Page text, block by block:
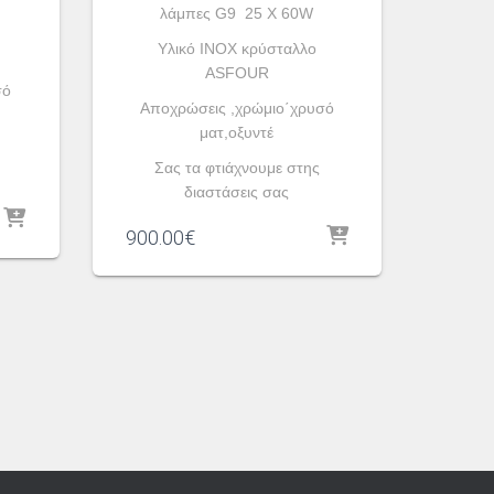
λάμπες G9 25 X 60W
Υλικό INOX κρύσταλλο
ASFOUR
Αποχρώσεις ,χρώμιο΄χρυσό
ματ,οξυντέ
Σας τα φτιάχνουμε στης
διαστάσεις σας
900.00€